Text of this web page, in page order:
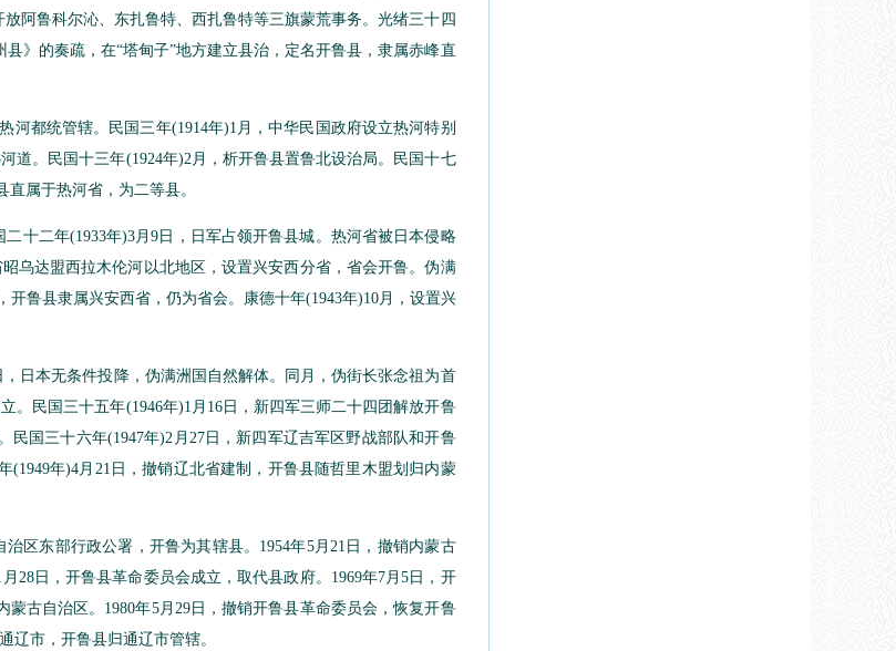
阿鲁科尔沁、东扎鲁特、西扎鲁特等三旗蒙荒事务。光绪三十四
》的奏疏，在“塔甸子”地方建立县治，定名开鲁县，隶属赤峰直
都统管辖。民国三年(1914年)1月，中华民国政府设立热河特别
道。民国十三年(1924年)2月，析开鲁县置鲁北设治局。民国十七
属于热河省，为二等县。
二年(1933年)3月9日，日军占领开鲁县城。热河省被日本侵略
乌达盟西拉木伦河以北地区，设置兴安西分省，省会开鲁。伪满
鲁县隶属兴安西省，仍为省会。康德十年(1943年)10月，设置兴
本无条件投降，伪满洲国自然解体。同月，伪街长张念祖为首
。民国三十五年(1946年)1月16日，新四军三师二十四团解放开鲁
国三十六年(1947年)2月27日，新四军辽吉军区野战部队和开鲁
年)4月21日，撤销辽北省建制，开鲁县随哲里木盟划归内蒙
东部行政公署，开鲁为其辖县。1954年5月21日，撤销内蒙古
28日，开鲁县革命委员会成立，取代县政府。1969年7月5日，开
古自治区。1980年5月29日，撤销开鲁县革命委员会，恢复开鲁
辽市，开鲁县归通辽市管辖。